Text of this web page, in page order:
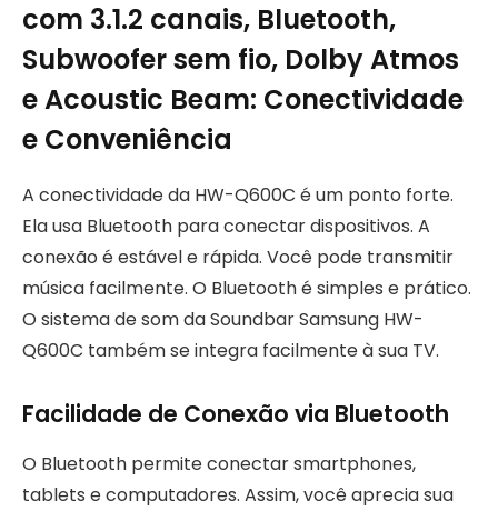
com 3.1.2 canais, Bluetooth,
Subwoofer sem fio, Dolby Atmos
e Acoustic Beam: Conectividade
e Conveniência
A conectividade da HW-Q600C é um ponto forte.
Ela usa Bluetooth para conectar dispositivos. A
conexão é estável e rápida. Você pode transmitir
música facilmente. O Bluetooth é simples e prático.
O sistema de som da Soundbar Samsung HW-
Q600C também se integra facilmente à sua TV.
Facilidade de Conexão via Bluetooth
O Bluetooth permite conectar smartphones,
tablets e computadores. Assim, você aprecia sua